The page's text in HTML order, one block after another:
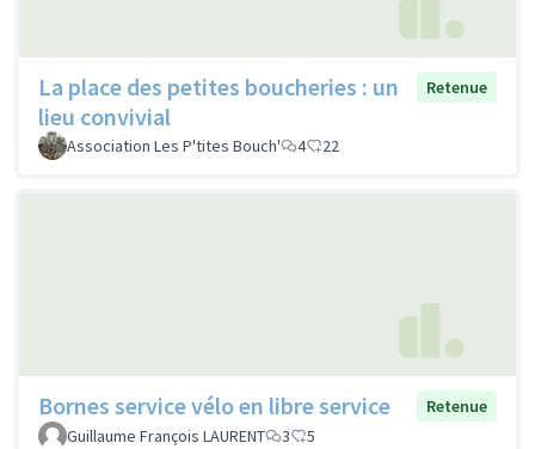
La place des petites boucheries : un
lieu convivial
Retenue
Association Les P'tites Bouch' 4 22
Bornes service vélo en libre service
Retenue
Guillaume François LAURENT
3 5